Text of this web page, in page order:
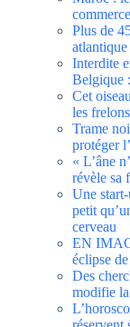
Plus de
Interdite
Belgique
Cet
les
Trame
protéger
« L’âne
révèle sa
Une
petit
cerveau
EN
éclipse
Des
modifie